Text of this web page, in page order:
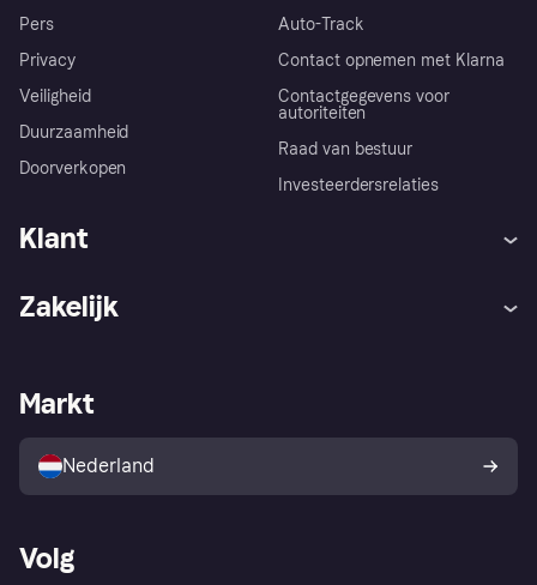
Pers
Privacy
Veiligheid
Duurzaamheid
Doorverkopen
Auto-Track
Contact opnemen met Klarna
Contactgegevens voor
autoriteiten
Raad van bestuur
Investeerdersrelaties
Klant
Winkeloverzicht
Kopersbescherming voor
consumenten
Zakelijk
Zakelijke login
Markt
Nederland
Volg